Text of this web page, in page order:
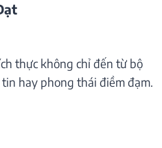
thực không chỉ đến từ bộ
hay phong thái điềm đạm.